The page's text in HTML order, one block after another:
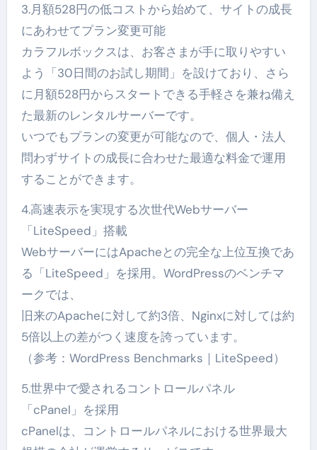
3.月額528円の低コストから始めて、サイトの成長
にあわせてプラン変更可能
カラフルボックスは、お客さまが手に取りやすい
よう「30日間のお試し期間」を設けており、さら
に月額528円からスタートできる手軽さを兼ね備え
た最新のレンタルサーバーです。
いつでもプランの変更が可能なので、個人・法人
問わずサイトの成長に合わせた最適な料金で運用
することができます。
4.高速表示を実現する次世代Webサーバー
「LiteSpeed」搭載
WebサーバーにはApacheとの完全な上位互換であ
る「LiteSpeed」を採用。WordPressのベンチマ
ークでは、
旧来のApacheに対して約3倍、Nginxに対しては約
5倍以上の差がつく速度を誇っています。
（参考：WordPress Benchmarks｜LiteSpeed）
5.世界中で愛されるコントロールパネル
「cPanel」を採用
cPanelは、コントロールパネルにおける世界最大